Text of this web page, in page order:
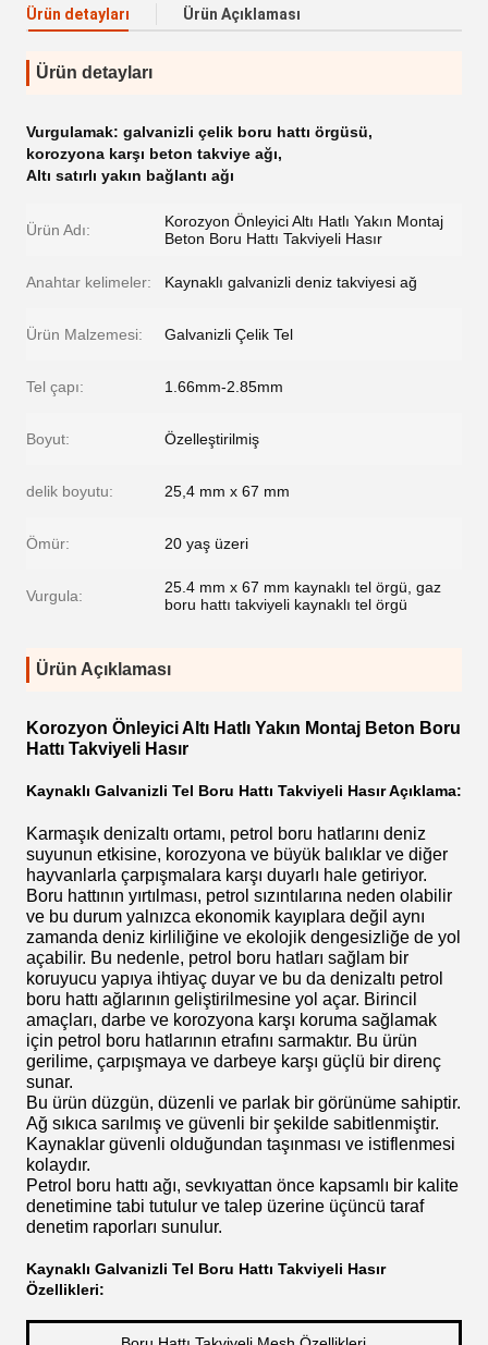
Ürün detayları Ürün Açıklaması
Ürün detayları
Vurgulamak: galvanizli çelik boru hattı örgüsü,
korozyona karşı beton takviye ağı,
Altı satırlı yakın bağlantı ağı
Ürün Adı:
Korozyon Önleyici Altı Hatlı Yakın Montaj
Beton Boru Hattı Takviyeli Hasır
Anahtar kelimeler: Kaynaklı galvanizli deniz takviyesi ağ
Ürün Malzemesi: Galvanizli Çelik Tel
Tel çapı: 1.66mm-2.85mm
Boyut: Özelleştirilmiş
delik boyutu: 25,4 mm x 67 mm
Ömür: 20 yaş üzeri
Vurgula:
25.4 mm x 67 mm kaynaklı tel örgü, gaz
boru hattı takviyeli kaynaklı tel örgü
Ürün Açıklaması
Korozyon Önleyici Altı Hatlı Yakın Montaj Beton Boru
Hattı Takviyeli Hasır
Kaynaklı Galvanizli Tel Boru Hattı Takviyeli Hasır Açıklama:
Karmaşık denizaltı ortamı, petrol boru hatlarını deniz
suyunun etkisine, korozyona ve büyük balıklar ve diğer
hayvanlarla çarpışmalara karşı duyarlı hale getiriyor.
Boru hattının yırtılması, petrol sızıntılarına neden olabilir
ve bu durum yalnızca ekonomik kayıplara değil aynı
zamanda deniz kirliliğine ve ekolojik dengesizliğe de yol
açabilir. Bu nedenle, petrol boru hatları sağlam bir
koruyucu yapıya ihtiyaç duyar ve bu da denizaltı petrol
boru hattı ağlarının geliştirilmesine yol açar. Birincil
amaçları, darbe ve korozyona karşı koruma sağlamak
için petrol boru hatlarının etrafını sarmaktır. Bu ürün
gerilime, çarpışmaya ve darbeye karşı güçlü bir direnç
sunar.
Bu ürün düzgün, düzenli ve parlak bir görünüme sahiptir.
Ağ sıkıca sarılmış ve güvenli bir şekilde sabitlenmiştir.
Kaynaklar güvenli olduğundan taşınması ve istiflenmesi
kolaydır.
Petrol boru hattı ağı, sevkıyattan önce kapsamlı bir kalite
denetimine tabi tutulur ve talep üzerine üçüncü taraf
denetim raporları sunulur.
Kaynaklı Galvanizli Tel Boru Hattı Takviyeli Hasır
Özellikleri: